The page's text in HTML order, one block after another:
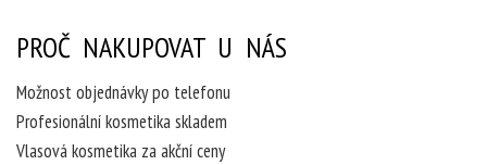
PROČ NAKUPOVAT U NÁS
Možnost objednávky po telefonu
Profesionální kosmetika skladem
Vlasová kosmetika za akční ceny